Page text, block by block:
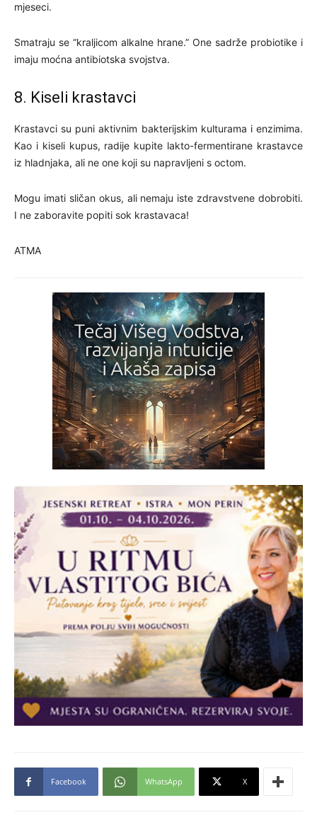
mjeseci.
Smatraju se “kraljicom alkalne hrane.” One sadrže probiotike i
imaju moćna antibiotska svojstva.
8. Kiseli krastavci
Krastavci su puni aktivnim bakterijskim kulturama i enzimima.
Kao i kiseli kupus, radije kupite lakto-fermentirane krastavce
iz hladnjaka, ali ne one koji su napravljeni s octom.
Mogu imati sličan okus, ali nemaju iste zdravstvene dobrobiti.
I ne zaboravite popiti sok krastavaca!
ATMA
Facebook WhatsApp X